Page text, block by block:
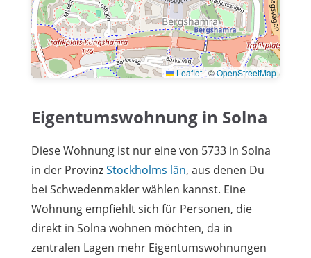
Leaflet |©OpenStreetMap
Eigentumswohnung in Solna
Diese Wohnung ist nur eine von 5733 in Solna
in der ProvinzStockholms län, aus denen Du
bei Schwedenmakler wählen kannst. Eine
Wohnung empfiehlt sich für Personen, die
direkt in Solna wohnen möchten, da in
zentralen Lagen mehr Eigentumswohnungen